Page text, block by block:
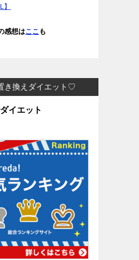
】
感想はここ も
き換えダイエット♡
イエット